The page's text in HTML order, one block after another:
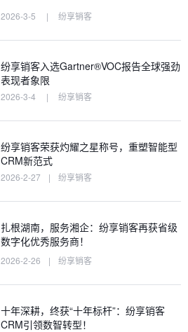
2026-3-5 | 纷享销客
纷享销客入选Gartner®VOC报告全球强劲
表现者象限
2026-3-4 | 纷享销客
纷享销客荣获灼耀之星称号，重塑智能型
CRM新范式
2026-2-27 | 纷享销客
扎根湖南，服务湘企：纷享销客再获省级
数字化优秀服务商！
2026-2-26 | 纷享销客
十年深耕，终获“十年标杆”：纷享销客
CRM引领数智转型！